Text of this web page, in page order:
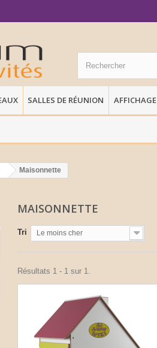
SALLES DE RÉUNION AFFICHAGE
Maisonnette
MAISONNETTE
Tri Le moins cher
Résultats 1 - 1 sur 1.